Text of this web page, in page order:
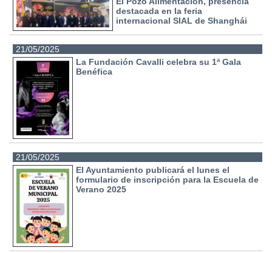
destacada en la feria
internacional SIAL de Shanghái
21/05/2025
La Fundación Cavalli celebra su 1ª Gala
Benéfica
21/05/2025
El Ayuntamiento publicará el lunes el
formulario de inscripción para la Escuela de
Verano 2025